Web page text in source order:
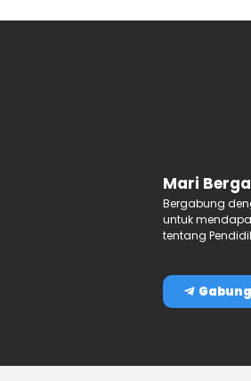
Mari
Bergabung
untuk
tentang